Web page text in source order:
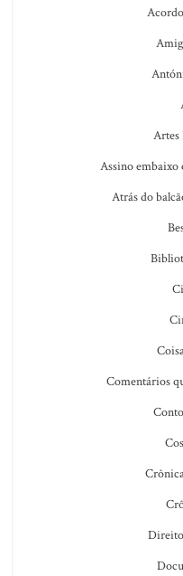
Artes
Assino embaixo
Atrás do
Comentários